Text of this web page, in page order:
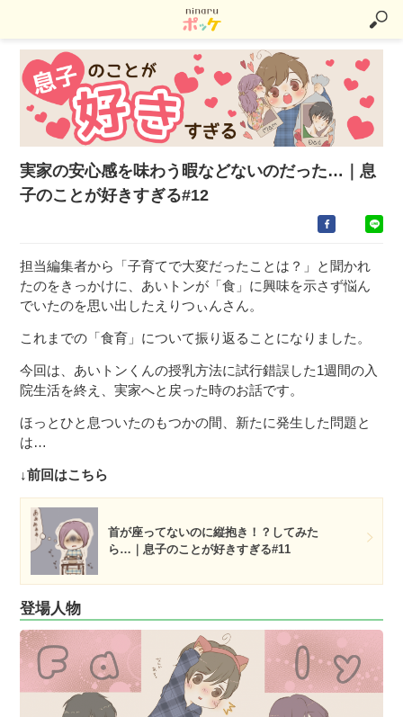
実家の安心感を味わう暇などないのだった…｜息
子のことが好きすぎる#12
担当編集者から「子育てで大変だったことは？」と聞かれ
たのをきっかけに、あいトンが「食」に興味を示さず悩ん
でいたのを思い出したえりつぃんさん。
これまでの「食育」について振り返ることになりました。
今回は、あいトンくんの授乳方法に試行錯誤した1週間の入
院生活を終え、実家へと戻った時のお話です。
ほっとひと息ついたのもつかの間、新たに発生した問題と
は…
↓前回はこちら
首が座ってないのに縦抱き！？してみた
ら…｜息子のことが好きすぎる#11
登場人物